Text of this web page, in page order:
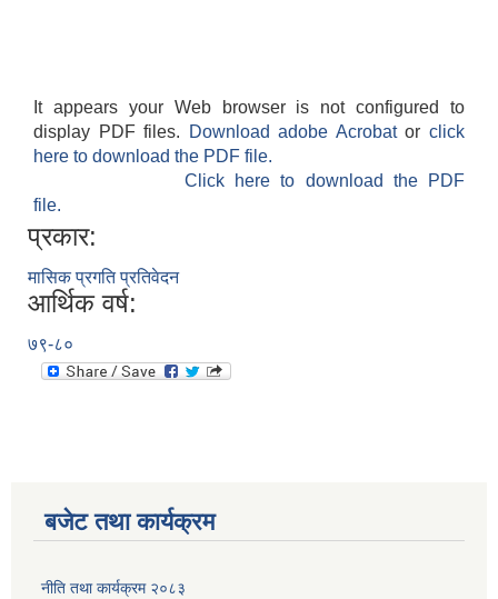
It appears your Web browser is not configured to
display PDF files.
Download adobe Acrobatorclick
here to download the PDF file.
Click here to download the PDF
file.
प्रकार:
मासिक प्रगति प्रतिवेदन
आर्थिक वर्ष:
७९-८०
बजेट तथा कार्यक्रम
नीति तथा कार्यक्रम २०८३